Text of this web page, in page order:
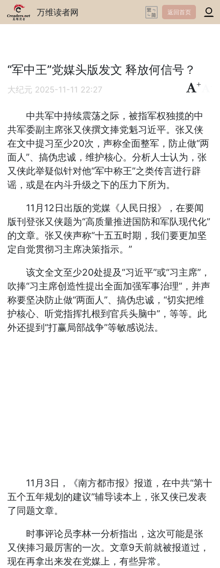
万维读者网 返回首页
“军中王”党媒头版发文 释放何信号？
大纪元 2025-11-11 22:27
+
中共军中持续震荡之际，被指军权独揽的中
共军委副主席张又侠撰文捧党魁习近平。张又侠
在文中提习至少20次，声称全面整军，防止做“两
面人”、搞伪忠诚，维护核心。分析人士认为，张
又侠此举疑似针对他“军中称王”之类传言进行辟
谣，或是在内斗升级之下的压力下所为。
11月12日出版的党媒《人民日报》，在要闻
版刊登张又侠题为“高质量推进国防和军队现代化”
的文章。张又侠声称“十五五时期，我们要更加坚
定自觉贯彻习主席决策指示。”
该文全文至少20处提及“习近平”或“习主席”，
吹捧“习主席创造性提出全面加强军事治理”，并声
称要坚决防止做“两面人”、搞伪忠诚，“切实把维
护核心、听党指挥扎根到官兵头脑中”，等等。此
外还提到“打赢局部战争”等敏感说法。
11月3日，《南方都市报》报道，在中共“第十
五个五年规划的建议”辅导读本上，张又侠已发表
了同题文章。
时事评论员李林一分析指出，这次可能是张
又侠捧习最厉害的一次。文章9天前就被报道过，
现在再拿出来发在党媒上，有些异常。